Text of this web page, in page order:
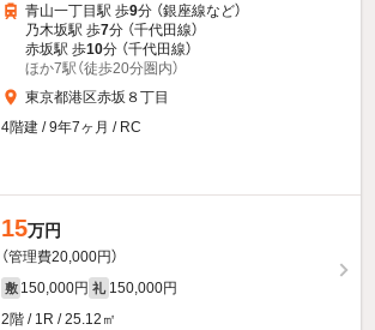
青山一丁目駅 歩9分 （銀座線など）
乃木坂駅 歩7分 （千代田線）
赤坂駅 歩10分 （千代田線）
ほか7駅（徒歩20分圏内）
東京都港区赤坂８丁目
4階建 / 9年7ヶ月 / RC
15万円
（管理費20,000円）
敷 150,000円 礼 150,000円
2階 / 1R / 25.12㎡